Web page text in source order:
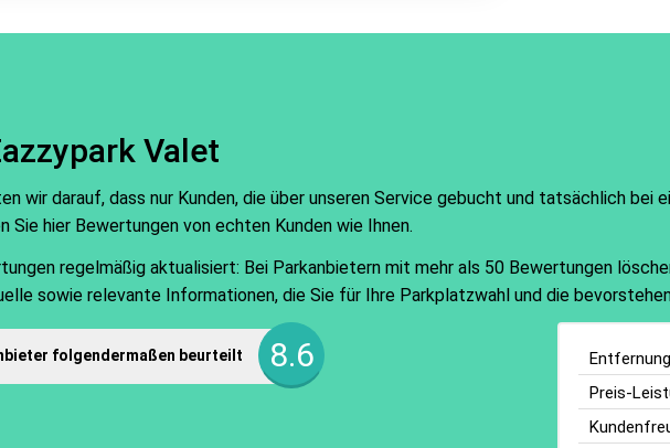
Valet
wir darauf, dass nur Kunden, die über unseren Service gebucht und tatsächlich bei
Sie hier Bewertungen von echten Kunden wie Ihnen.
regelmäßig aktualisiert: Bei Parkanbietern mit mehr als 50 Bewertungen
sowie relevante Informationen, die Sie für Ihre Parkplatzwahl und die
folgendermaßen beurteilt 8.6
Preis-